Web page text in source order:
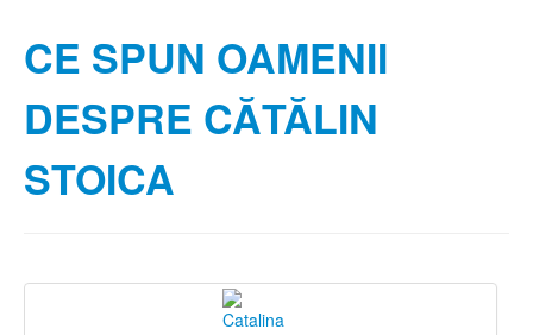
CE SPUN OAMENII
DESPRE CĂTĂLIN
STOICA